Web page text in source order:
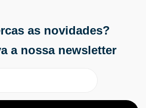
as novidades?
a nossa newsletter